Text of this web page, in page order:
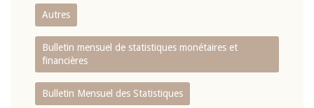
Autres
Bulletin mensuel de statistiques monétaires et
financières
Bulletin Mensuel des Statistiques